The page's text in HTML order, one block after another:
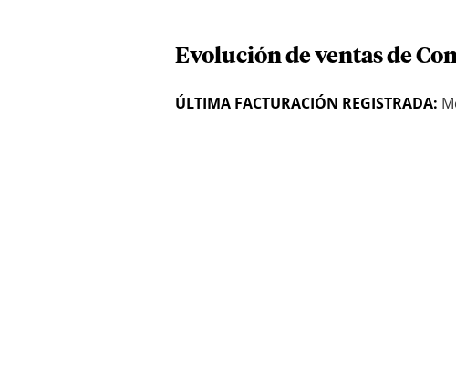
Evolución de ventas de
ÚLTIMA FACTURACIÓN REGISTRADA: